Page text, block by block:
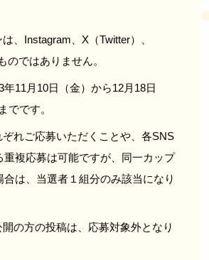
、Instagram、X（Twitter）、
のではありません。
年11月10日（金）から12月18日
でです。
れご応募いただくことや、各SNS
重複応募は可能ですが、同一カップ
合は、当選者１組分のみ該当になり
の方の投稿は、応募対象外となり